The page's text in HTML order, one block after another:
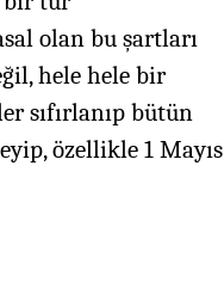
olan bu şartları
hele hele bir
sıfırlanıp bütün
özellikle 1 Mayıs